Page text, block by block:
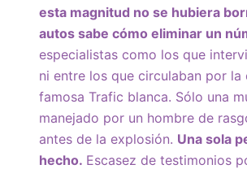
esta magnitud no se hubiera
autos sabe cómo eliminar un
especialistas como los que
ni entre los que circulaban por
famosa Trafic blanca. Sólo una
manejado por un hombre de
antes de la explosión. Una sola
hecho. Escasez de testimonios